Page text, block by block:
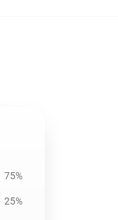
75%
25%